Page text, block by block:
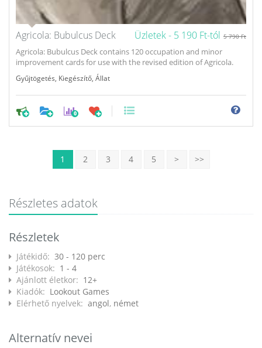
Üzletek - 5 190 Ft-tól 5 790 Ft
Agricola: Bubulcus Deck
Agricola: Bubulcus Deck contains 120 occupation and minor
improvement cards for use with the revised edition of Agricola.
Gyűjtögetés, Kiegészítő, Állat
0
1 2 3 4 5 > >>
Részletes adatok
Részletek
Játékidő: 30 - 120 perc
Játékosok: 1 - 4
Ajánlott életkor: 12+
Kiadók: Lookout Games
Elérhető nyelvek: angol, német
Alternatív nevei